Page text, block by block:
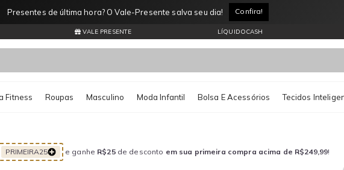
Presentes de última hora? O Vale-Presente salva seu dia! Confira!
VALE PRESENTE LÍQUIDOCASH
Bolsa E Acessórios
Masculino Moda Infantil
Roupas
Fitness Tecidos
PRIMEIRA25 e ganhe R$25de desconto em sua primeira compra acima de R$249,99!